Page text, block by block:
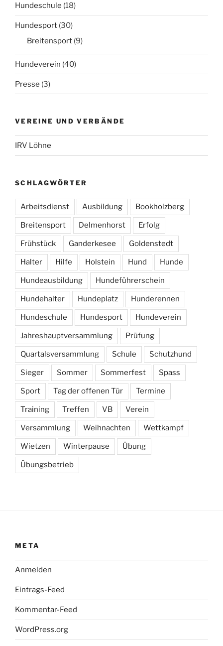
Hundeschule (18)
Hundesport (30)
Breitensport (9)
Hundeverein (40)
Presse (3)
VEREINE UND VERBÄNDE
IRV Löhne
SCHLAGWÖRTER
Arbeitsdienst Ausbildung Bookholzberg
Breitensport Delmenhorst Erfolg
Frühstück Ganderkesee Goldenstedt
Halter Hilfe Holstein Hund Hunde
Hundeausbildung Hundeführerschein
Hundehalter Hundeplatz Hunderennen
Hundeschule Hundesport Hundeverein
Jahreshauptversammlung Prüfung
Quartalsversammlung Schule Schutzhund
Sieger Sommer Sommerfest Spass
Sport Tag der offenen Tür Termine
Training Treffen VB Verein
Versammlung Weihnachten Wettkampf
Wietzen Winterpause Übung
Übungsbetrieb
META
Anmelden
Eintrags-Feed
Kommentar-Feed
WordPress.org